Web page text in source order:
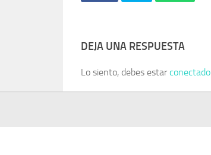
DEJA UNA RESPUESTA
Lo siento, debes estarconectado